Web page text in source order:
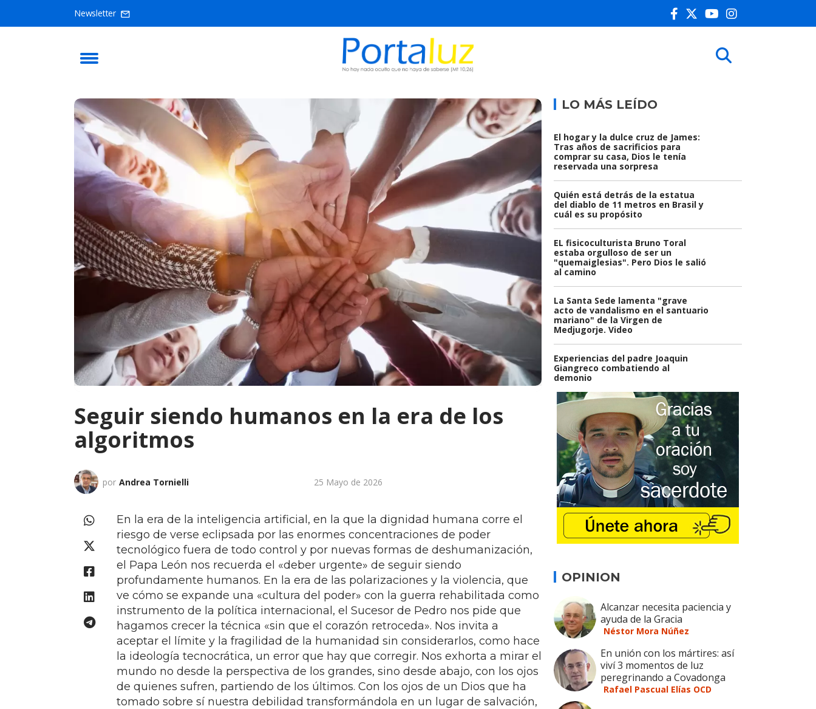
Newsletter
Seguir siendo humanos en la era de los
algoritmos
por Andrea Tornielli 25 Mayo de 2026
En la era de la inteligencia artificial, en la que la dignidad humana corre el
riesgo de verse eclipsada por las enormes concentraciones de poder
tecnológico fuera de todo control y por nuevas formas de deshumanización,
el Papa León nos recuerda el «deber urgente» de seguir siendo
profundamente humanos. En la era de las polarizaciones y la violencia, que
ve cómo se expande una «cultura del poder» con la guerra rehabilitada como
instrumento de la política internacional, el Sucesor de Pedro nos pide que
hagamos crecer la técnica «sin que el corazón retroceda». Nos invita a
aceptar el límite y la fragilidad de la humanidad sin considerarlos, como hace
la ideología tecnocrática, un error que hay que corregir. Nos exhorta a mirar el
mundo no desde la perspectiva de los grandes, sino desde abajo, con los ojos
de quienes sufren, partiendo de los últimos. Con los ojos de un Dios que ha
tomado sobre sí nuestra debilidad transformándola en un lugar de salvación,
LO MÁS LEÍDO
El hogar y la dulce cruz de James:
Tras años de sacrificios para
comprar su casa, Dios le tenía
reservada una sorpresa
Quién está detrás de la estatua
del diablo de 11 metros en Brasil y
cuál es su propósito
EL fisicoculturista Bruno Toral
estaba orgulloso de ser un
"quemaiglesias". Pero Dios le salió
al camino
La Santa Sede lamenta "grave
acto de vandalismo en el santuario
mariano" de la Virgen de
Medjugorje. Video
Experiencias del padre Joaquin
Giangreco combatiendo al
demonio
OPINION
Alcanzar necesita paciencia y
ayuda de la Gracia
Néstor Mora Núñez
En unión con los mártires: así
viví 3 momentos de luz
peregrinando a Covadonga
Rafael Pascual Elías OCD